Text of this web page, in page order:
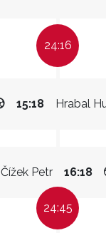
24:16
Hrabal
15:18
Čížek Petr 16:18
24:45